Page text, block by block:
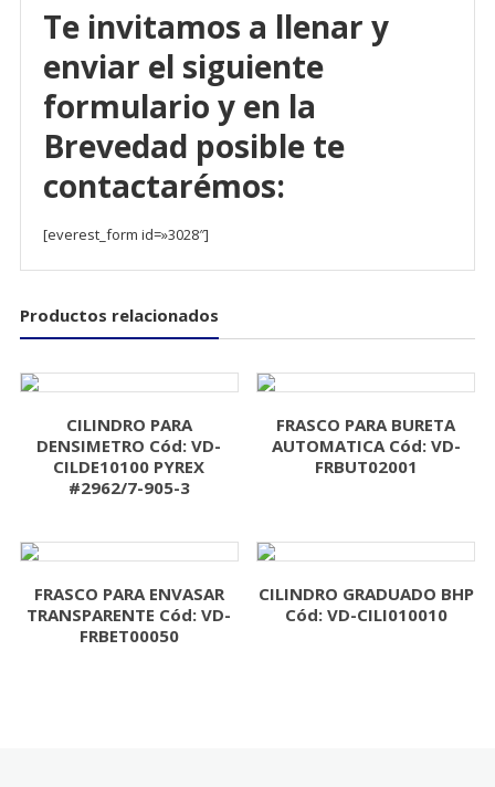
Te invitamos a llenar y
enviar el siguiente
formulario y en la
Brevedad posible te
contactarémos:
[everest_form id=»3028″]
Productos relacionados
CILINDRO PARA
DENSIMETRO Cód: VD-
CILDE10100 PYREX
#2962/7-905-3
FRASCO PARA BURETA
AUTOMATICA Cód: VD-
FRBUT02001
FRASCO PARA ENVASAR
TRANSPARENTE Cód: VD-
FRBET00050
CILINDRO GRADUADO BHP
Cód: VD-CILI010010